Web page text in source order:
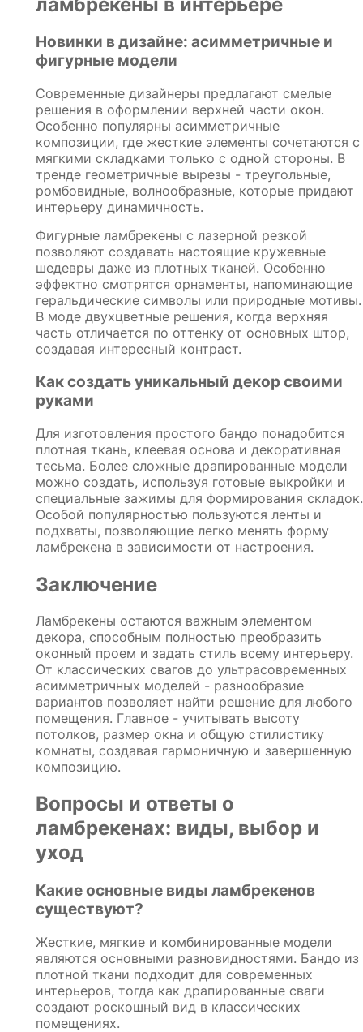
Новинки в дизайне: асимметричные и
фигурные модели
Современные дизайнеры предлагают смелые
решения в оформлении верхней части окон.
Особенно популярны асимметричные
композиции, где жесткие элементы сочетаются с
мягкими складками только с одной стороны. В
тренде геометричные вырезы - треугольные,
ромбовидные, волнообразные, которые придают
интерьеру динамичность.
Фигурные ламбрекены с лазерной резкой
позволяют создавать настоящие кружевные
шедевры даже из плотных тканей. Особенно
эффектно смотрятся орнаменты, напоминающие
геральдические символы или природные мотивы.
В моде двухцветные решения, когда верхняя
часть отличается по оттенку от основных штор,
создавая интересный контраст.
Как создать уникальный декор своими
руками
Для изготовления простого бандо понадобится
плотная ткань, клеевая основа и декоративная
тесьма. Более сложные драпированные модели
можно создать, используя готовые выкройки и
специальные зажимы для формирования складок.
Особой популярностью пользуются ленты и
подхваты, позволяющие легко менять форму
ламбрекена в зависимости от настроения.
Заключение
Ламбрекены остаются важным элементом
декора, способным полностью преобразить
оконный проем и задать стиль всему интерьеру.
От классических свагов до ультрасовременных
асимметричных моделей - разнообразие
вариантов позволяет найти решение для любого
помещения. Главное - учитывать высоту
потолков, размер окна и общую стилистику
комнаты, создавая гармоничную и завершенную
композицию.
Вопросы и ответы о
ламбрекенах: виды, выбор и
уход
Какие основные виды ламбрекенов
существуют?
Жесткие, мягкие и комбинированные модели
являются основными разновидностями. Бандо из
плотной ткани подходит для современных
интерьеров, тогда как драпированные сваги
создают роскошный вид в классических
помещениях.